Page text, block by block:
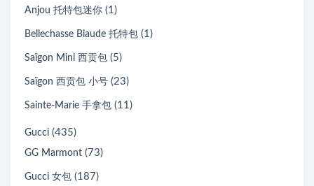
Anjou 托特包迷你 (1)
Bellechasse Biaude 托特包 (1)
Saïgon Mini 西贡包 (5)
Saïgon 西贡包 小号 (23)
Sainte-Marie 手拿包 (11)
Gucci (435)
GG Marmont (73)
Gucci 女包 (187)